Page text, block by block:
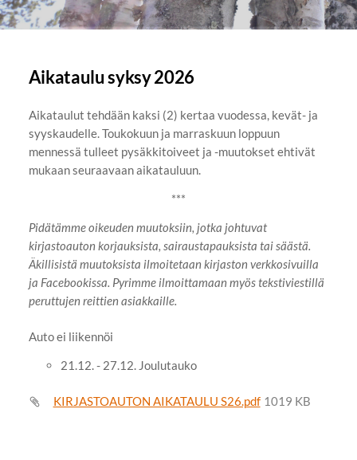
Aikataulu syksy 2026
Aikataulut tehdään kaksi (2) kertaa vuodessa, kevät- ja
syyskaudelle. Toukokuun ja marraskuun loppuun
mennessä tulleet pysäkkitoiveet ja -muutokset ehtivät
mukaan seuraavaan aikatauluun.
***
Pidätämme oikeuden muutoksiin, jotka johtuvat
kirjastoauton korjauksista, sairaustapauksista tai säästä.
Äkillisistä muutoksista ilmoitetaan kirjaston verkkosivuilla
ja Facebookissa. Pyrimme ilmoittamaan myös tekstiviestillä
peruttujen reittien asiakkaille.
Auto ei liikennöi
21.12. - 27.12. Joulutauko
KIRJASTOAUTON AIKATAULU S26.pdf 1019 KB